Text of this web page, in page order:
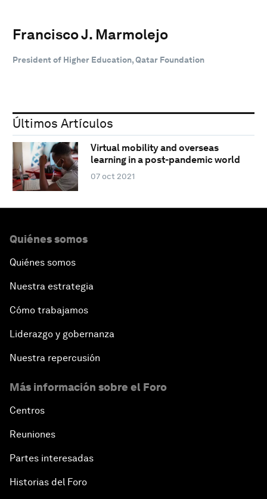
Francisco J. Marmolejo
President of Higher Education, Qatar Foundation
Últimos Artículos
Virtual mobility and overseas
learning in a post-pandemic world
07 oct 2021
Quiénes somos
Quiénes somos
Nuestra estrategia
Cómo trabajamos
Liderazgo y gobernanza
Nuestra repercusión
Más información sobre el Foro
Centros
Reuniones
Partes interesadas
Historias del Foro